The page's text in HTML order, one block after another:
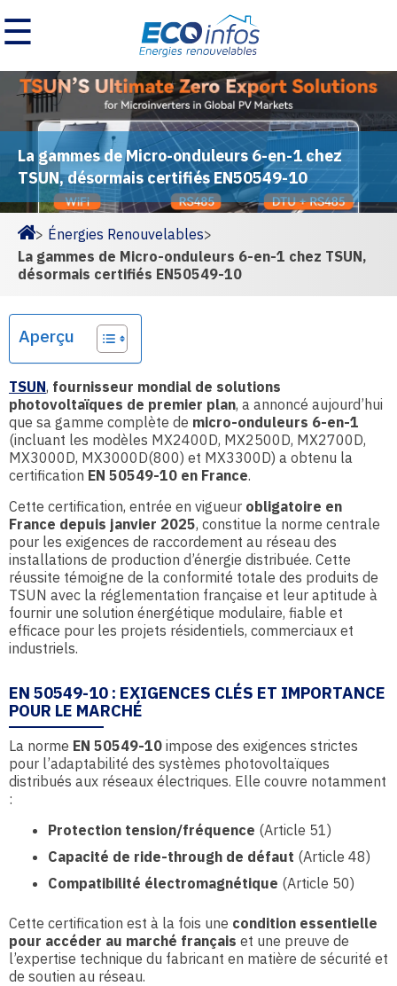
☰
La gammes de Micro-onduleurs 6-en-1 chez
TSUN, désormais certifiés EN50549-10
Homepage
> Énergies Renouvelables>
La gammes de Micro-onduleurs 6-en-1 chez TSUN,
désormais certifiés EN50549-10
Aperçu
TSUN, fournisseur mondial de solutions
photovoltaïques de premier plan, a annoncé aujourd’hui
que sa gamme complète de micro-onduleurs 6-en-1
(incluant les modèles MX2400D, MX2500D, MX2700D,
MX3000D, MX3000D(800) et MX3300D) a obtenu la
certification EN 50549-10 en France.
Cette certification, entrée en vigueur obligatoire en
France depuis janvier 2025, constitue la norme centrale
pour les exigences de raccordement au réseau des
installations de production d’énergie distribuée. Cette
réussite témoigne de la conformité totale des produits de
TSUN avec la réglementation française et leur aptitude à
fournir une solution énergétique modulaire, fiable et
efficace pour les projets résidentiels, commerciaux et
industriels.
EN 50549-10 : EXIGENCES CLÉS ET IMPORTANCE
POUR LE MARCHÉ
La norme EN 50549-10 impose des exigences strictes
pour l’adaptabilité des systèmes photovoltaïques
distribués aux réseaux électriques. Elle couvre notamment
:
Protection tension/fréquence (Article 51)
Capacité de ride-through de défaut (Article 48)
Compatibilité électromagnétique (Article 50)
Cette certification est à la fois une condition essentielle
pour accéder au marché français et une preuve de
l’expertise technique du fabricant en matière de sécurité et
de soutien au réseau.